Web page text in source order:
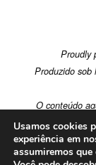
Proudly
Produzido sob
O conteúdo
autores,
endossado por
Usamos cookies
experiência em
assumiremos que